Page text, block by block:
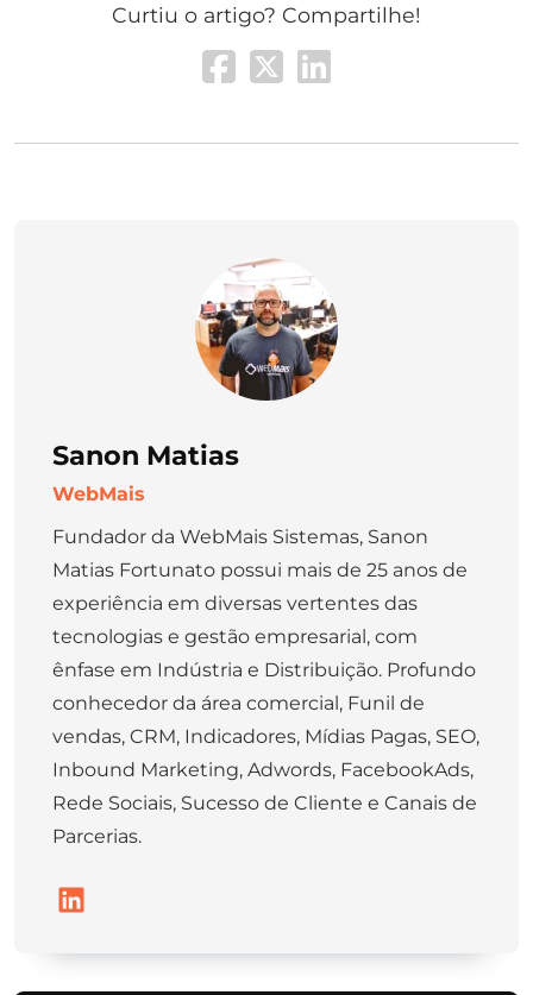
Curtiu o artigo? Compartilhe!
Sanon Matias
WebMais
Fundador da WebMais Sistemas, Sanon
Matias Fortunato possui mais de 25 anos de
experiência em diversas vertentes das
tecnologias e gestão empresarial, com
ênfase em Indústria e Distribuição. Profundo
conhecedor da área comercial, Funil de
vendas, CRM, Indicadores, Mídias Pagas, SEO,
Inbound Marketing, Adwords, FacebookAds,
Rede Sociais, Sucesso de Cliente e Canais de
Parcerias.